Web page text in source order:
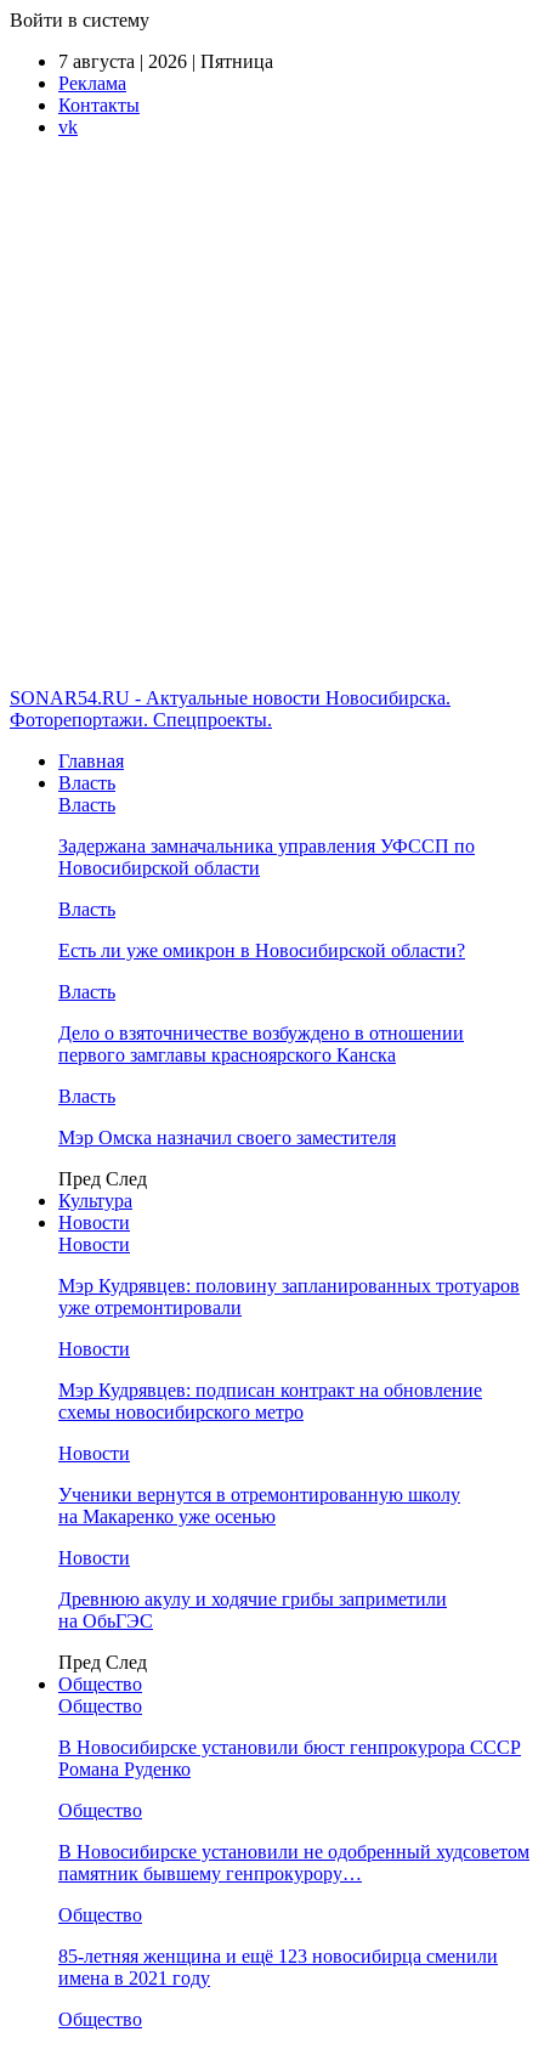
Войти в систему
7 августа | 2026 | Пятница
Реклама
Контакты
vk
SONAR54.RU - Актуальные новости Новосибирска.
Фоторепортажи. Спецпроекты.
Главная
Власть
Власть
Задержана замначальника управления УФССП по
Новосибирской области
Власть
Есть ли уже омикрон в Новосибирской области?
Власть
Дело о взяточничестве возбуждено в отношении
первого замглавы красноярского Канска
Власть
Мэр Омска назначил своего заместителя
Пред След
Культура
Новости
Новости
Мэр Кудрявцев: половину запланированных тротуаров
уже отремонтировали
Новости
Мэр Кудрявцев: подписан контракт на обновление
схемы новосибирского метро
Новости
Ученики вернутся в отремонтированную школу
на Макаренко уже осенью
Новости
Древнюю акулу и ходячие грибы заприметили
на ОбьГЭС
Пред След
Общество
Общество
В Новосибирске установили бюст генпрокурора СССР
Романа Руденко
Общество
В Новосибирске установили не одобренный худсоветом
памятник бывшему генпрокурору…
Общество
85-летняя женщина и ещё 123 новосибирца сменили
имена в 2021 году
Общество